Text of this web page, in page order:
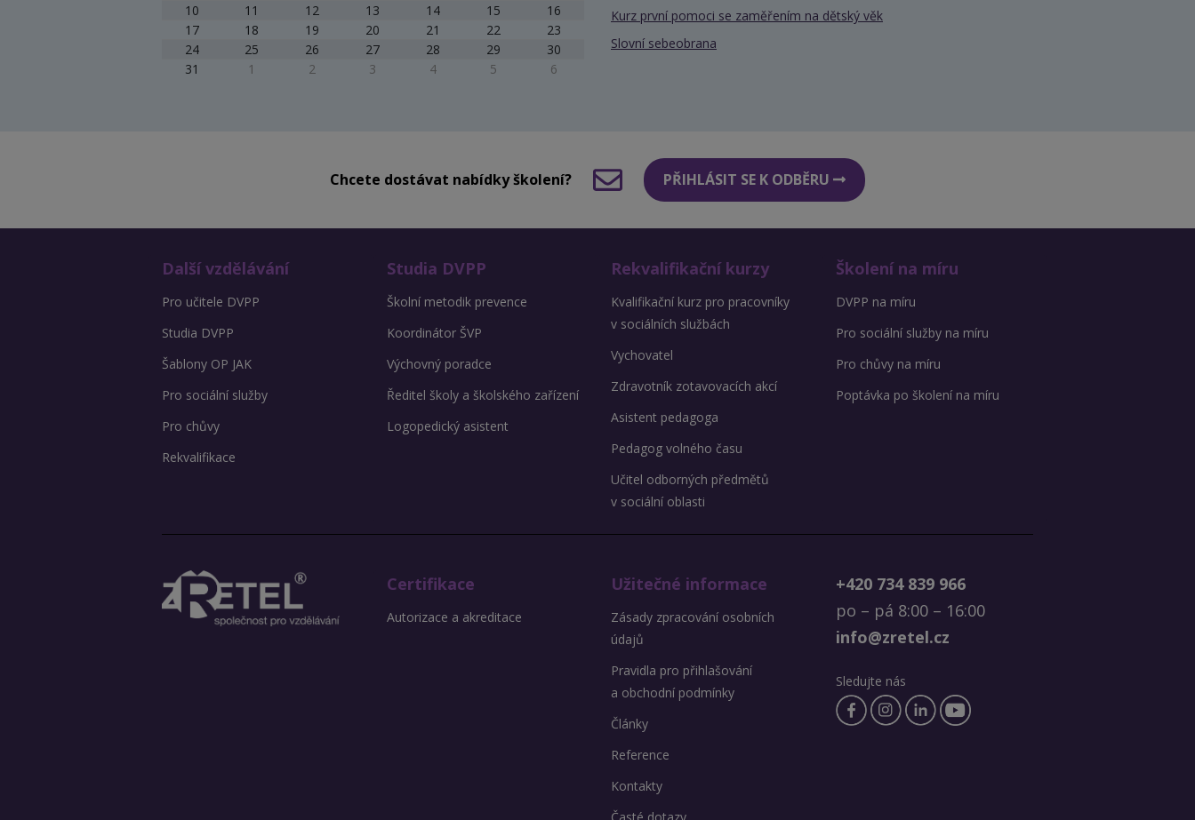
10
11 12 13 14 15
16
17
18 19 20 21 22
23
24
25 26 27 28 29
30
31
1 2 3 4 5 6
Kurz první pomoci se zaměřením na dětský věk
Slovní sebeobrana
Chcete dostávat nabídky školení? PŘIHLÁSIT SE K ODBĚRU
Další vzdělávání
Pro učitele DVPP
Studia DVPP
Šablony OP JAK
Pro sociální služby
Pro chůvy
Rekvalifikace
Studia DVPP
Školní metodik prevence
Koordinátor ŠVP
Výchovný poradce
Ředitel školy a školského zařízení
Logopedický asistent
Rekvalifikační kurzy
Kvalifikační kurz pro pracovníky
v sociálních službách
Vychovatel
Zdravotník zotavovacích akcí
Asistent pedagoga
Pedagog volného času
Učitel odborných předmětů
v sociální oblasti
Školení na míru
DVPP na míru
Pro sociální služby na míru
Pro chůvy na míru
Poptávka po školení na míru
Certifikace
Autorizace a akreditace
Užitečné informace
Zásady zpracování osobních
údajů
Pravidla pro přihlašování
a obchodní podmínky
Články
Reference
Kontakty
Časté dotazy
+420 734 839 966
po – pá 8:00 – 16:00
info@zretel.cz
Sledujte nás